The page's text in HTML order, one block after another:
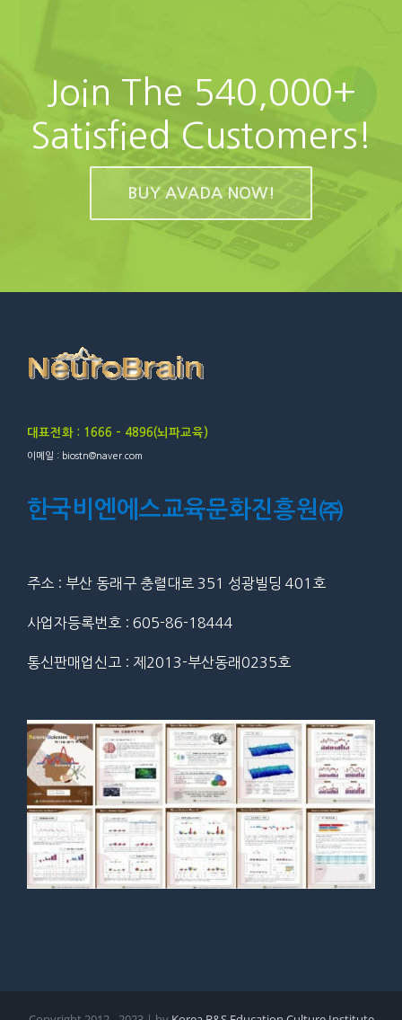
Join The 540,000+
Satisfied Customers!
BUY AVADA NOW!
대표전화 : 1666 – 4896(뇌파교육)
이메일 : biostn@naver.com
한국비엔에스교육문화진흥원㈜
주소 : 부산 동래구 충렬대로 351 성광빌딩 401호
사업자등록번호 : 605-86-18444
통신판매업신고 : 제2013-부산동래0235호